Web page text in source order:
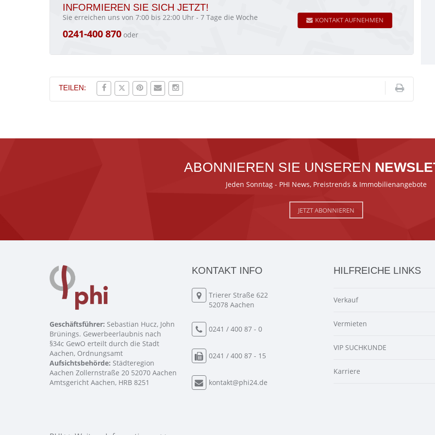
INFORMIEREN SIE SICH JETZT!
Sie erreichen uns von 7:00 bis 22:00 Uhr - 7 Tage die Woche
0241-400 870 oder
KONTAKT AUFNEHMEN
TEILEN:
ABONNIEREN SIE UNSEREN
Jeden Sonntag - PHI News, Preistrends & Immobilienangebote
JETZT ABONNIEREN
Geschäftsführer: Sebastian Hucz, John
Brünings. Gewerbeerlaubnis nach
§34c GewO erteilt durch die Stadt
Aachen, Ordnungsamt
Aufsichtsbehörde: Städteregion
Aachen Zollernstraße 20 52070 Aachen
Amtsgericht Aachen, HRB 8251
KONTAKT INFO
Trierer Straße 622
52078 Aachen
0241 / 400 87 - 0
0241 / 400 87 - 15
kontakt@phi24.de
HILFREICHE LINKS
Verkauf
Vermieten
VIP SUCHKUNDE
Karriere